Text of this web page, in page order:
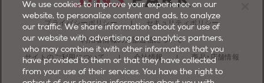
プライバシーポリシー セキュリティポリシー
利用者情報の外部送信について
サイトのご利用について 会社情報 商品・店舗情報
We use cookies to improve your experience on our
website, to personalize content and ads, to analyze
our traffic. We share information about your use of
our website with advertising and analytics partners,
who may combine it with other information that you
have provided to them or that they have collected
from your use of their services. You have the right to